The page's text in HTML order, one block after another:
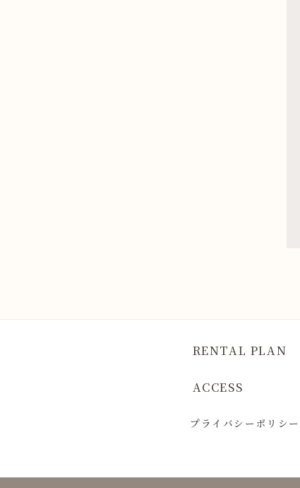
RENTAL PLAN
ACCESS
プライバシーポリシー